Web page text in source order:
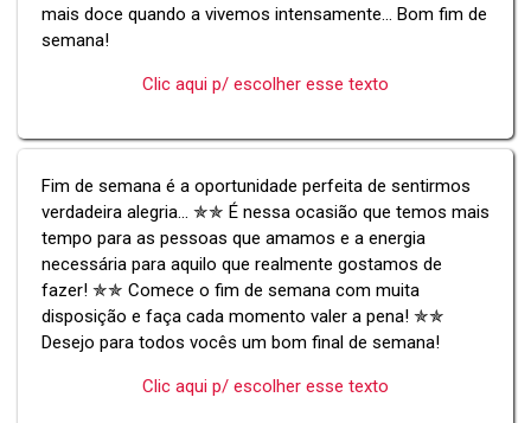
mais doce quando a vivemos intensamente... Bom fim de
semana!
Clic aqui p/ escolher esse texto
Fim de semana é a oportunidade perfeita de sentirmos
verdadeira alegria... ✯✯ É nessa ocasião que temos mais
tempo para as pessoas que amamos e a energia
necessária para aquilo que realmente gostamos de
fazer! ✯✯ Comece o fim de semana com muita
disposição e faça cada momento valer a pena! ✯✯
Desejo para todos vocês um bom final de semana!
Clic aqui p/ escolher esse texto